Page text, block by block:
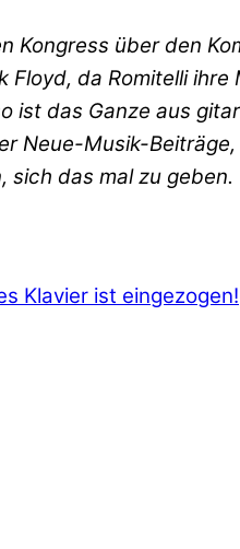
Kongress über den
da Romitelli
ist das Ganze aus
Neue-Musik-
das mal zu
Klavier ist eingezogen!